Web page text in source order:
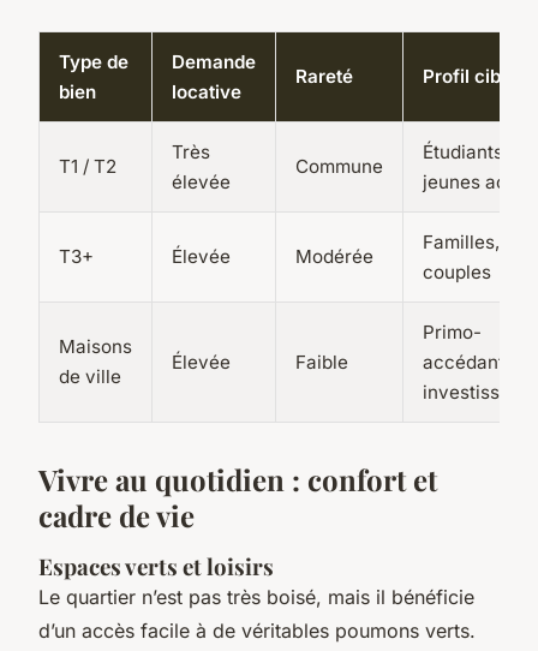
Type de
bien
Demande
locative
Rareté Profil cible
T1 / T2
Très
élevée
Commune
Étudiants,
jeunes actifs
T3+ Élevée Modérée
Familles,
couples
Maisons
de ville
Élevée Faible
Primo-
accédants,
investisseurs
Vivre au quotidien : confort et
cadre de vie
Espaces verts et loisirs
Le quartier n’est pas très boisé, mais il bénéficie
d’un accès facile à de véritables poumons verts.